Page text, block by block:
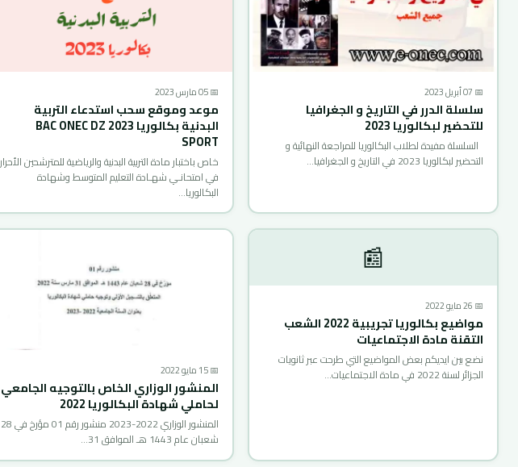
📅 07 أبريل 2023
سلسلة الدرر في التاريخ و الجغرافيا
للتحضير لبكالوريا 2023
السلسلة مفيدة لطلاب البكالوريا للمراجعة النهائية و
التحضير لبكالوريا 2023 في التاريخ و الجغرافيا…
📅 05 مارس 2023
موعد وموقع سحب استدعاء التربية
البدنية بكالوريا 2023 BAC ONEC DZ
SPORT
خاص باختبار مادة التربية البدنية والرياضية للمترشحين الأحرار
في امتحانـي شهـادة التعليم المتوسط وشهادة
البكالوريا…
📰
📅 26 مايو 2022
مواضيع بكالوريا تجريبية 2022 الشعب
التقنة مادة الاجتماعيات
نضع بين ايديكم بعض المواضيع التي طرحت عبر ثانويات
الجزائر لسنة 2022 في مادة الاجتماعيات…
📅 15 مايو 2022
المنشور الوزاري الخاص بالتوجيه الجامعي
لحاملي شهادة البكالوريا 2022
المنشور الوزاري 2022-2023 منشور رقم 01 مؤرخ في 28
شعبان عام 1443 هـ الموافق 31…